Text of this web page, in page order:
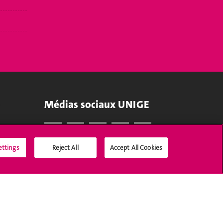
Médias sociaux UNIGE
Reject All Accept All Cookies